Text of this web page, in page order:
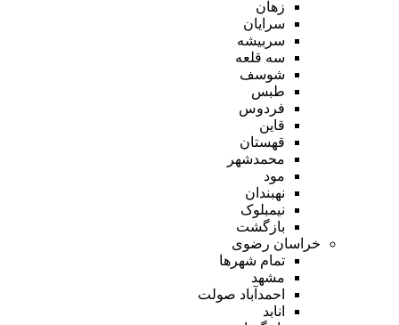
زهان
سرایان
سربیشه
سه قلعه
شوسف
طبس
فردوس
قاین
قهستان
محمدشهر
مود
نهبندان
نیمبلوک
بازگشت
خراسان رضوی
تمام شهر‌ها
مشهد
احمدآباد صولت
انابد